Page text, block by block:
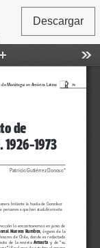
Descargar